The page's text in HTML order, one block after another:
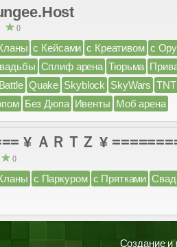
0
с Кейсами с Креативом с
Сплиф арена Тюрьма
Quake Skyblock SkyWars
Без Дюпа Ивенты Моб арена
¥ ＡＲＴＺ ¥
0
с Паркуром с Прятками
Создание и